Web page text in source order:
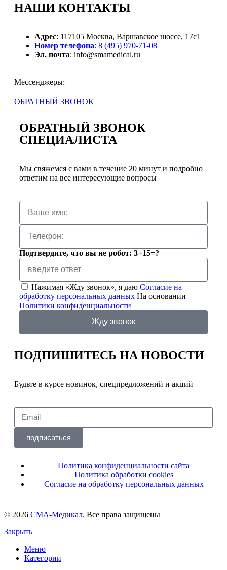
НАШИ КОНТАКТЫ
Адрес: 117105 Москва, Варшавское шоссе, 17с1
Номер телефона: 8 (495) 970-71-08
Эл. почта: info@smamedical.ru
Мессенджеры:
ОБРАТНЫЙ ЗВОНОК
ОБРАТНЫЙ ЗВОНОК
СПЕЦИАЛИСТА
Мы свяжемся с вами в течение 20 минут и подробно
ответим на все интересующие вопросы
Подтвердите, что вы не робот: 3+15=?
Нажимая «Жду звонок», я даю Согласие на
обработку персональных данных На основании
Политики конфиденциальности
Жду звонок
ПОДПИШИТЕСЬ НА НОВОСТИ
Будьте в курсе новинок, спецпредложений и акций
подписаться
Политика конфиденциальности сайта
Политика обработки cookies
Согласие на обработку персональных данных
© 2026 СМА-Медикал. Все права защищены
Закрыть
Меню
Категории